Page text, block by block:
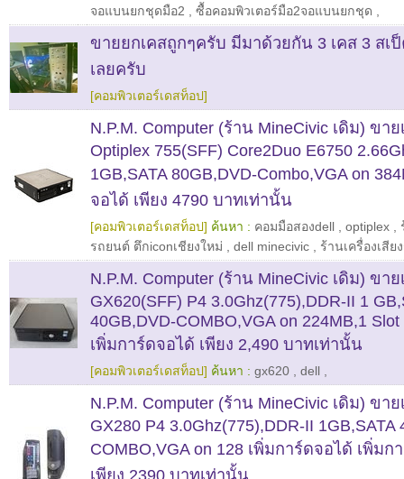
จอแบนยกชุดมือ2
ซื้อคอมพิวเตอร์มือ2จอแบนยกชุด
ขายยกเคสถูกๆครับ มีมาด้วยกัน 3 เคส 3 สเ
เลยครับ
[คอมพิวเตอร์เดสท็อป]
N.P.M. Computer (ร้าน MineCivic เดิม) ขาย
Optiplex 755(SFF) Core2Duo E6750
1GB,SATA 80GB,DVD-Combo,VGA on
จอได้ เพียง 4790 บาทเท่านั้น
[คอมพิวเตอร์เดสท็อป] ค้นหา : คอมมือสองdell optiplex
รถยนต์ ตึกiconเชียงใหม่
dell minecivic ร้านเครื่องเสีย
N.P.M. Computer (ร้าน MineCivic เดิม) ขาย
GX620(SFF) P4 3.0Ghz(775),DDR-II 1
40GB,DVD-COMBO,VGA on 224MB,1
เพิ่มการ์ดจอได้ เพียง 2,490 บาทเท่านั้น
[คอมพิวเตอร์เดสท็อป] ค้นหา : gx620 dell
N.P.M. Computer (ร้าน MineCivic เดิม) ขาย
GX280 P4 3.0Ghz(775),DDR-II 1GB,SATA
COMBO,VGA on 128 เพิ่มการ์ดจอได้ เพิ่มก
เพียง 2390 บาทเท่านั้น